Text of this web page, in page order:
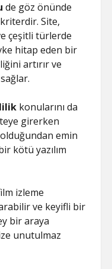
de göz önünde
Site,
çeşitli türlerde
hitap eden bir
artırır ve
konularını da
girerken
emin
kötü yazılım
izleme
ve keyifli bir
bir araya
unutulmaz